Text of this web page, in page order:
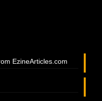
EzineArticles.com